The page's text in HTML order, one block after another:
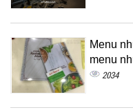
Menu
menu
2034